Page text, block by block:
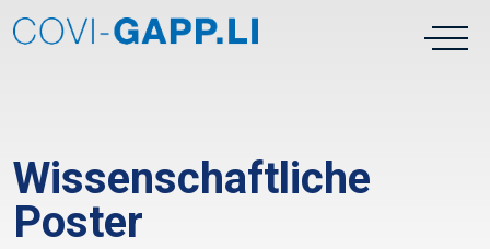
Wissenschaftliche
Poster